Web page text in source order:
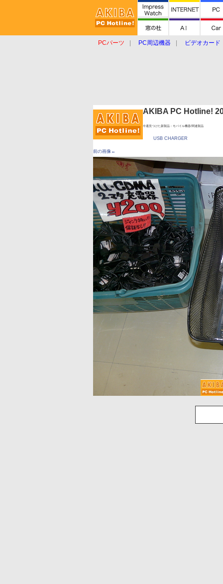
PCパーツ PC周辺機器
ビデオカード
AKIBA PC Hotline!
今週見つけた新製品：モバイル機器/関連製品
USB CHARGER
前の画像←